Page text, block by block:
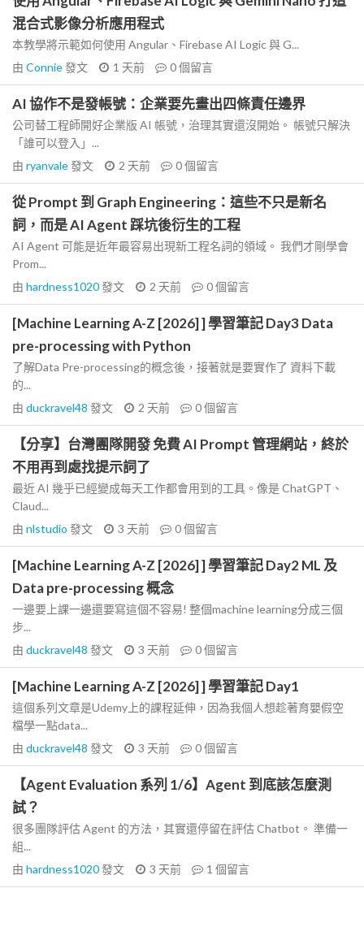
混合式影像分析應用程式
本教學將示範如何使用 Angular、Firebase AI Logic 與 G...
由 Connie發文 1 天前 0個留言
AI 協作不是發帳號：企業要先畫出四條責任邊界
公司替工程師開好企業版 AI 帳號，治理其實還沒開始。 帳號只解決
「誰可以登入」...
由 ryanvale發文 2 天前 0個留言
從 Prompt 到 Graph Engineering：這些不只是新名
詞，而是 AI Agent 踩坑後衍生的工程
AI Agent 可能是近年最容易出現新工程名詞的領域。 我們才剛學會
Prom...
由 hardness1020發文 2 天前 0個留言
[Machine Learning A-Z [2026] ] 學習筆記 Day3 Data
pre-processing with Python
了解Data Pre-processing的概念後，接著就是要實作了 資料下載
的...
由 duckravel48 發文 2 天前 0個留言
【分享】台灣團隊開發 免費 AI Prompt 管理網站，終於
不用再到處找提示詞了
最近 AI 幾乎已經變成每天工作都會用到的工具。像是 ChatGPT、
Claud...
由 nlstudio 發文 3 天前 0個留言
[Machine Learning A-Z [2026] ] 學習筆記 Day2 ML 及
Data pre-processing 概念
一邊要上課一邊還要寫這個不容易! 整個machine learning分成三個
步...
由 duckravel48 發文 3 天前 0個留言
[Machine Learning A-Z [2026] ] 學習筆記 Day1
這個系列文章是Udemy上的課程延伸，因為我個人想趁著育嬰假空
檔學一點data...
由 duckravel48 發文 3 天前 0個留言
【Agent Evaluation 系列 1/6】Agent 到底該怎麼測
試？
很多團隊評估 Agent 的方法，其實還停留在評估 Chatbot。 準備一
組...
由 hardness1020發文 3 天前 1 個留言